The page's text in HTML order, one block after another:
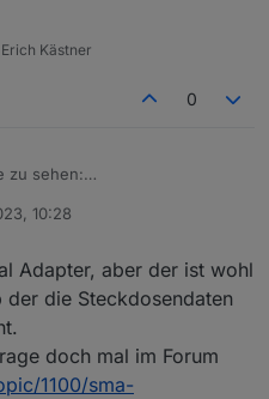
Kästner
0
zu sehen:
10:28
Adapter, aber der ist wohl
die Steckdosendaten
doch mal im Forum
1100/sma-